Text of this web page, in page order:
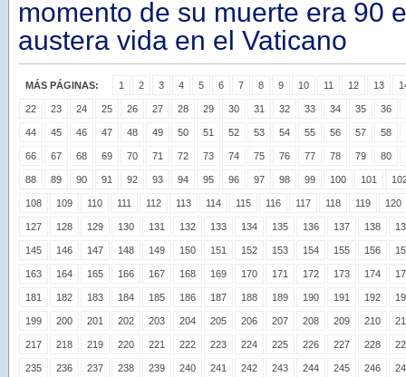
momento de su muerte era 90
austera vida en el Vaticano
MÁS PÁGINAS: 1 2 3 4 5 6 7 8 9 10 11 12 13
22 23 24 25 26 27 28 29 30 31 32 33 34 35 36
44 45 46 47 48 49 50 51 52 53 54 55 56 57 58
66 67 68 69 70 71 72 73 74 75 76 77 78 79 80
88 89 90 91 92 93 94 95 96 97 98 99 100 101
108 109 110 111 112 113 114 115 116 117 118 119 120
127 128 129 130 131 132 133 134 135 136 137 138
145 146 147 148 149 150 151 152 153 154 155 156
163 164 165 166 167 168 169 170 171 172 173 174
181 182 183 184 185 186 187 188 189 190 191 192
199 200 201 202 203 204 205 206 207 208 209 210
217 218 219 220 221 222 223 224 225 226 227 228
235 236 237 238 239 240 241 242 243 244 245 246